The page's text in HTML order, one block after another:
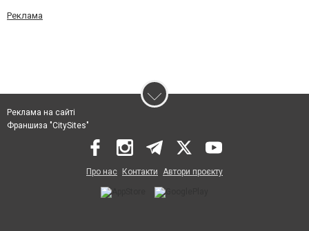
Реклама
Реклама на сайті
Франшиза "CitySites"
Про нас Контакти Автори проєкту